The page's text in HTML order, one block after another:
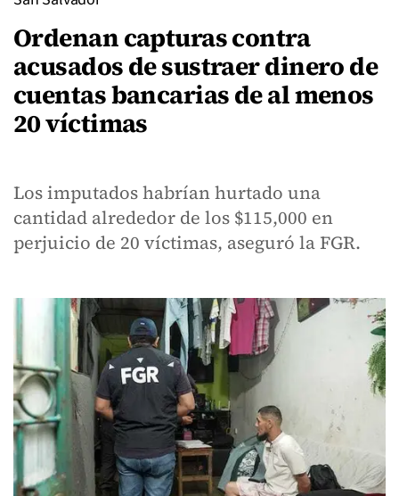
Ordenan capturas contra
acusados de sustraer dinero de
cuentas bancarias de al menos
20 víctimas
Los imputados habrían hurtado una
cantidad alrededor de los $115,000 en
perjuicio de 20 víctimas, aseguró la FGR.